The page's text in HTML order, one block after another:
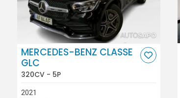
MERCEDES-BENZ CLASSE
GLC
320CV - 5P
2021